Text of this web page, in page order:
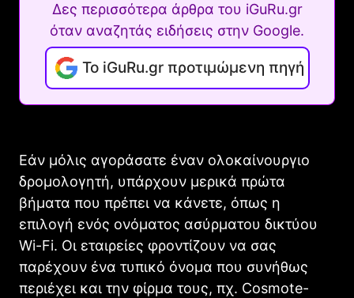
Δες περισσότερα άρθρα του iGuRu.gr
όταν αναζητάς ειδήσεις στην Google.
Το iGuRu.gr προτιμώμενη πηγή
Εάν μόλις αγοράσατε έναν ολοκαίνουργιο
δρομολογητή, υπάρχουν μερικά πρώτα
βήματα που πρέπει να κάνετε, όπως η
επιλογή ενός ονόματος ασύρματου δικτύου
Wi-Fi. Οι εταιρείες φροντίζουν να σας
παρέχουν ένα τυπικό όνομα που συνήθως
περιέχει και την φίρμα τους, πχ. Cosmote-